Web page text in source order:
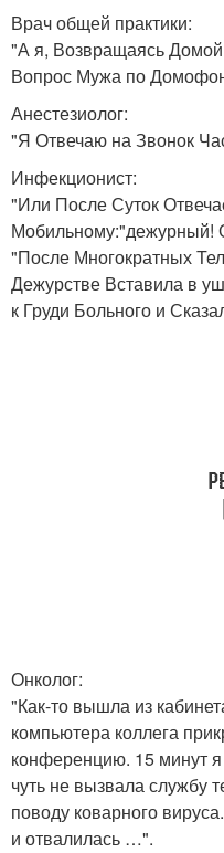
Врач общей практики:
"А я, Возвращаясь
Вопрос Мужа по
Анестезиолог:
"Я Отвечаю на Звонок
Инфекционист:
"Или После Суток
Мобильному:"дежурный!
"После Многократных
Дежурстве Вставила в
к Груди Больного и
Онколог:
"Как-то вышла из
компьютера коллега
конференцию. 15 минут
чуть не вызвала службу
поводу коварного
и отвалилась …".